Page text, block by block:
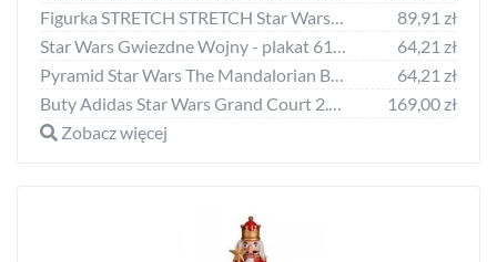
Figurka STRETCH STRETCH Star Wars Mini figure Boba Fett 15,5cm
89,91 zł
Star Wars Gwiezdne Wojny - plakat 61x91,5 cm
64,21 zł
Pyramid Star Wars The Mandalorian Bohaterowie - plakat 91,5x61 cm
64,21 zł
Buty Adidas Star Wars Grand Court 2.0 Infants
169,00 zł
Zobacz więcej